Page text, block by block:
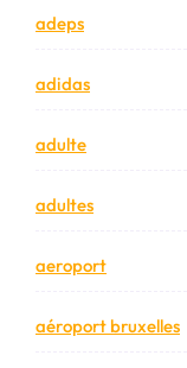
adeps
adidas
adulte
adultes
aeroport
aéroport bruxelles